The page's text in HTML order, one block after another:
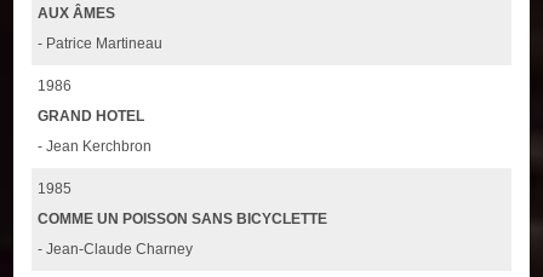
AUX ÂMES
- Patrice Martineau
1986
GRAND HOTEL
- Jean Kerchbron
1985
COMME UN POISSON SANS BICYCLETTE
- Jean-Claude Charney